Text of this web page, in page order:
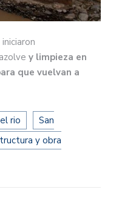
y limpieza en
que vuelvan a
rio
San
y obra